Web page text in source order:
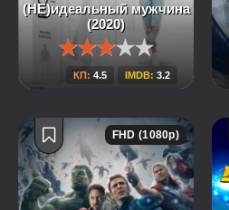
(НЕ)идеальный мужчина
(2020)
КП: 4.5 IMDB: 3.2
FHD (1080p)